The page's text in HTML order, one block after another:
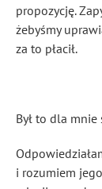
propozycję.
żebyśmy
za to płacił.
Był to dla mnie
i rozumiem